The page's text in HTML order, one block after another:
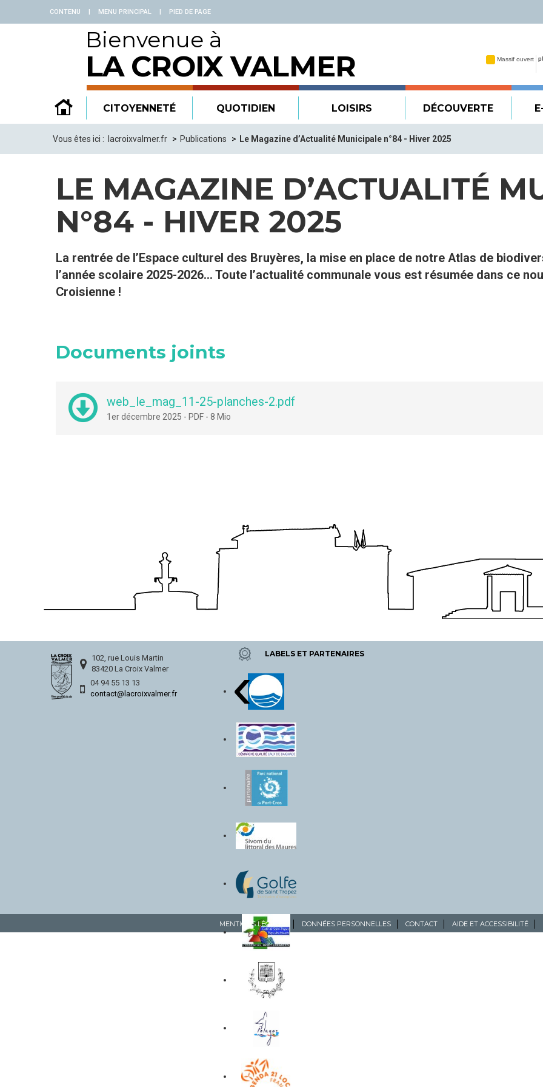
CONTENU | MENU PRINCIPAL | PIED DE PAGE
Bienvenue à
LA CROIX VALMER
CITOYENNETÉ QUOTIDIEN LOISIRS DÉCOUVERTE
Vous êtes ici : lacroixvalmer.fr Publications Le Magazine d’Actualité Municipale n°84 - Hiver 2025
LE MAGAZINE D’ACTUALITÉ
N°84 - HIVER 2025
La rentrée de l’Espace culturel des Bruyères, la mise en place de notre Atlas de
l’année scolaire 2025-2026... Toute l’actualité communale vous est résumée dans ce
Croisienne !
Documents joints
web_le_mag_11-25-planches-2.pdf
1er décembre 2025 - PDF -8 Mio
102, rue Louis Martin
83420 La Croix Valmer
04 94 55 13 13
contact@lacroixvalmer.fr
LABELS ET PARTENAIRES
‹
MENTIONS LÉGALES DONNÉES PERSONNELLES CONTACT AIDE ET ACCESSIBILITÉ